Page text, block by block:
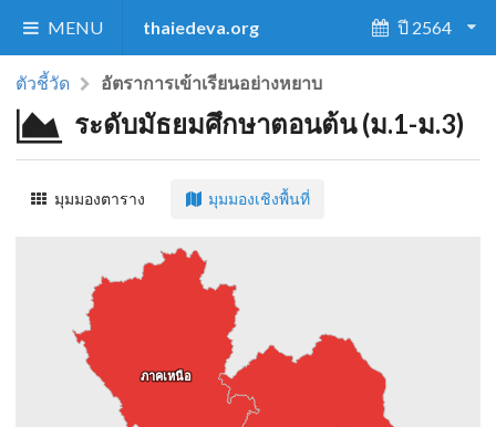
MENU thaiedeva.org ปี 2564
ตัวชี้วัด อัตราการเข้าเรียนอย่างหยาบ
ระดับมัธยมศึกษาตอนต้น (ม.1-ม.3)
มุมมองตาราง มุมมองเชิงพื้นที่
ภาคเหนือ
ภาคเหนือ